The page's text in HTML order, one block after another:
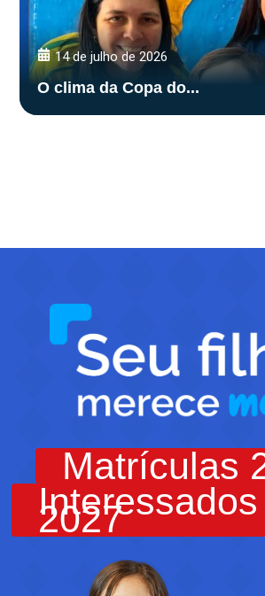
14 de julho de 2026
O clima da Copa do...
Matrículas
Iniciar
2027
Iniciar